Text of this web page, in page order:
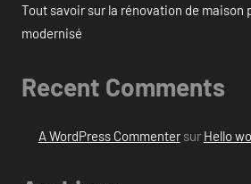
Tout savoir sur la rénovation de maison
modernisé
Recent Comments
A WordPress Commentersur Hello